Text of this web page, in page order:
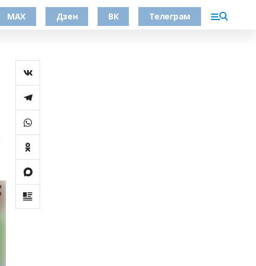
МАХ Дзен ВК Телеграм